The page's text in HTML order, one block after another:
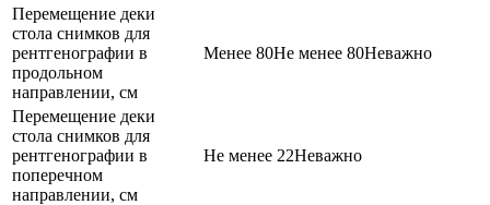
Перемещение деки
стола снимков для
рентгенографии в
продольном
направлении, см
Менее 80Не менее 80Неважно
Перемещение деки
стола снимков для
рентгенографии в
поперечном
направлении, см
Не менее 22Неважно